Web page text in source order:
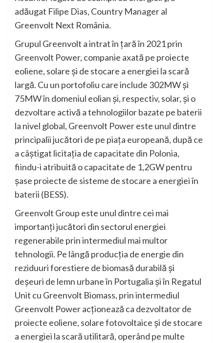
adăugat Filipe Dias, Country Manager al
Greenvolt Next România.
Grupul Greenvolt a intrat în țară în 2021 prin
Greenvolt Power, companie axată pe proiecte
eoliene, solare și de stocare a energiei la scară
largă. Cu un portofoliu care include 302MW și
75MW în domeniul eolian și, respectiv, solar, și o
dezvoltare activă a tehnologiilor bazate pe baterii
la nivel global, Greenvolt Power este unul dintre
principalii jucători de pe piața europeană, după ce
a câștigat licitația de capacitate din Polonia,
fiindu-i atribuită o capacitate de 1,2GW pentru
șase proiecte de sisteme de stocare a energiei în
baterii (BESS).
Greenvolt Group este unul dintre cei mai
importanți jucători din sectorul energiei
regenerabile prin intermediul mai multor
tehnologii. Pe lângă producția de energie din
reziduuri forestiere de biomasă durabilă și
deșeuri de lemn urbane în Portugalia și în Regatul
Unit cu Greenvolt Biomass, prin intermediul
Greenvolt Power acționează ca dezvoltator de
proiecte eoliene, solare fotovoltaice și de stocare
a energiei la scară utilitară, operând pe multe